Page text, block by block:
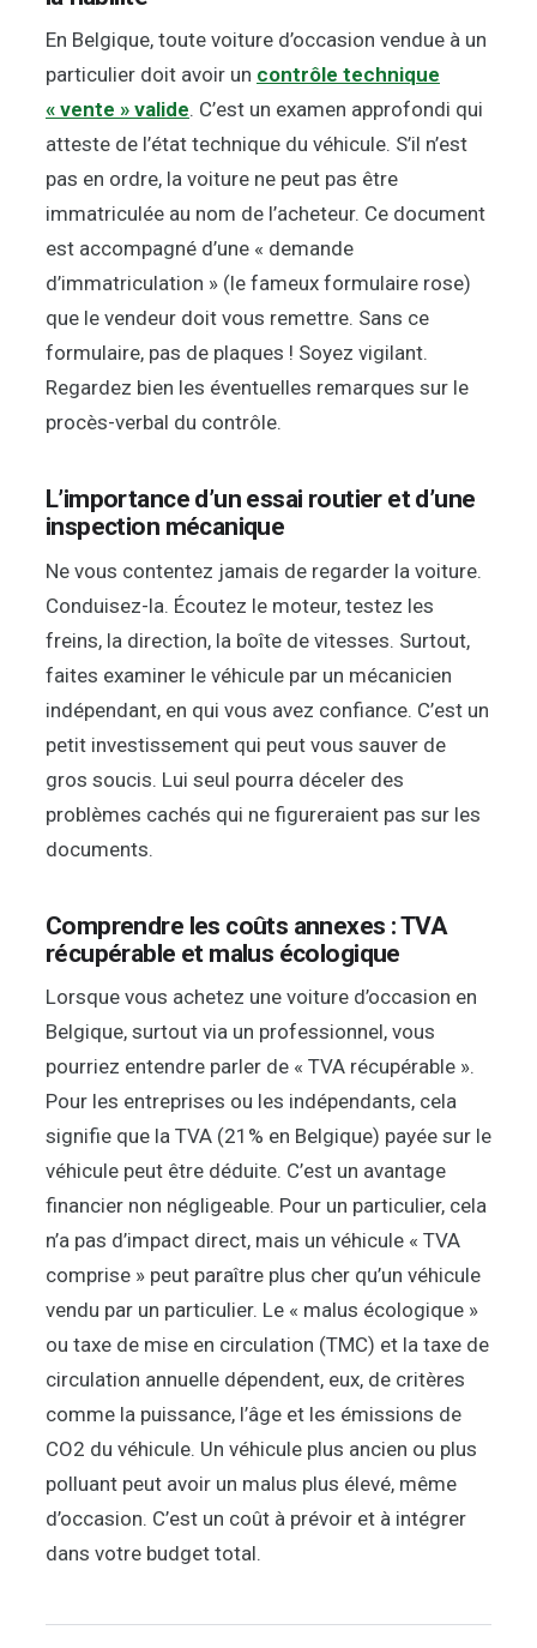
En Belgique, toute voiture d’occasion vendue à un
particulier doit avoir un contrôle technique
« vente » valide. C’est un examen approfondi qui
atteste de l’état technique du véhicule. S’il n’est
pas en ordre, la voiture ne peut pas être
immatriculée au nom de l’acheteur. Ce document
est accompagné d’une « demande
d’immatriculation » (le fameux formulaire rose)
que le vendeur doit vous remettre. Sans ce
formulaire, pas de plaques ! Soyez vigilant.
Regardez bien les éventuelles remarques sur le
procès-verbal du contrôle.
L’importance d’un essai routier et d’une
inspection mécanique
Ne vous contentez jamais de regarder la voiture.
Conduisez-la. Écoutez le moteur, testez les
freins, la direction, la boîte de vitesses. Surtout,
faites examiner le véhicule par un mécanicien
indépendant, en qui vous avez confiance. C’est un
petit investissement qui peut vous sauver de
gros soucis. Lui seul pourra déceler des
problèmes cachés qui ne figureraient pas sur les
documents.
Comprendre les coûts annexes : TVA
récupérable et malus écologique
Lorsque vous achetez une voiture d’occasion en
Belgique, surtout via un professionnel, vous
pourriez entendre parler de « TVA récupérable ».
Pour les entreprises ou les indépendants, cela
signifie que la TVA (21% en Belgique) payée sur le
véhicule peut être déduite. C’est un avantage
financier non négligeable. Pour un particulier, cela
n’a pas d’impact direct, mais un véhicule « TVA
comprise » peut paraître plus cher qu’un véhicule
vendu par un particulier. Le « malus écologique »
ou taxe de mise en circulation (TMC) et la taxe de
circulation annuelle dépendent, eux, de critères
comme la puissance, l’âge et les émissions de
CO2 du véhicule. Un véhicule plus ancien ou plus
polluant peut avoir un malus plus élevé, même
d’occasion. C’est un coût à prévoir et à intégrer
dans votre budget total.